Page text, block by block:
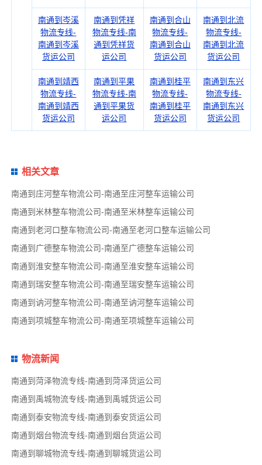
南通到岑溪
物流专线-
南通到岑溪
货运公司
南通到凭祥
物流专线-南
通到凭祥货
运公司
南通到合山
物流专线-
南通到合山
货运公司
南通到北流
物流专线-
南通到北流
货运公司
南通到靖西
物流专线-
南通到靖西
货运公司
南通到平果
物流专线-南
通到平果货
运公司
南通到桂平
物流专线-
南通到桂平
货运公司
南通到东兴
物流专线-
南通到东兴
货运公司
相关文章
南通到庄河整车物流公司-南通至庄河整车运输公司
南通到米林整车物流公司-南通至米林整车运输公司
南通到老河口整车物流公司-南通至老河口整车运输公司
南通到广德整车物流公司-南通至广德整车运输公司
南通到淮安整车物流公司-南通至淮安整车运输公司
南通到瑞安整车物流公司-南通至瑞安整车运输公司
南通到讷河整车物流公司-南通至讷河整车运输公司
南通到项城整车物流公司-南通至项城整车运输公司
物流新闻
南通到菏泽物流专线-南通到菏泽货运公司
南通到禹城物流专线-南通到禹城货运公司
南通到泰安物流专线-南通到泰安货运公司
南通到烟台物流专线-南通到烟台货运公司
南通到聊城物流专线-南通到聊城货运公司